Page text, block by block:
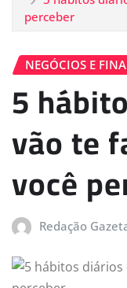
perceber
NEGÓCIOS E
5
vão te
você
Redação